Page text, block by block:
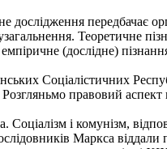
дослідження передбачає
Теоретичне
(дослідне)
Соціалістичних
правовий аспект
і комунізм,
Маркса віддали